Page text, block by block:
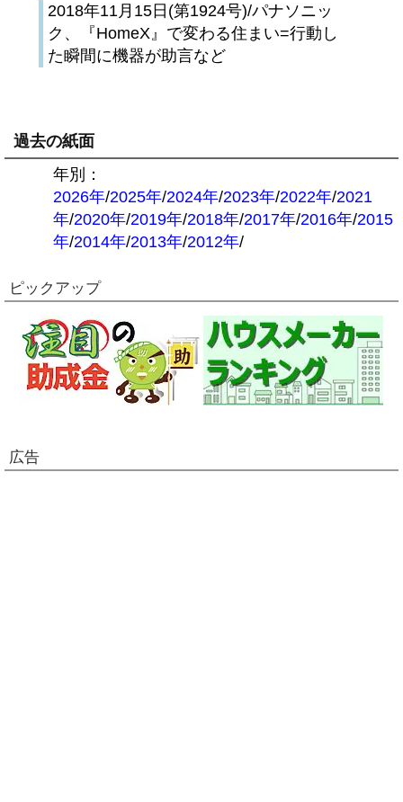
2018年11月15日(第1924号)/パナソニッ
ク、『HomeX』で変わる住まい=行動し
た瞬間に機器が助言など
過去の紙面
年別：
2026年/2025年/2024年/2023年/2022年/2021
年/2020年/2019年/2018年/2017年/2016年/2015
年/2014年/2013年/2012年/
ピックアップ
広告